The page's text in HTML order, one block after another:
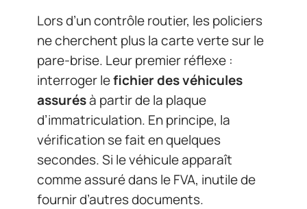
Lors d’un contrôle routier, les policiers
ne cherchent plus la carte verte sur le
pare-brise. Leur premier réflexe :
interroger lefichier des véhicules
assurésà partir de la plaque
d’immatriculation. En principe, la
vérification se fait en quelques
secondes. Si le véhicule apparaît
comme assuré dans le FVA, inutile de
fournir d’autres documents.